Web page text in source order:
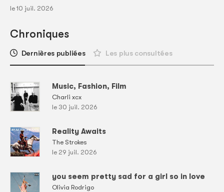
le 10 juil. 2026
Chroniques
Dernières publiées Les plus consultées
Music, Fashion, Film
Charli xcx
le 30 juil. 2026
Reality Awaits
The Strokes
le 29 juil. 2026
you seem pretty sad for a girl so in love
Olivia Rodrigo